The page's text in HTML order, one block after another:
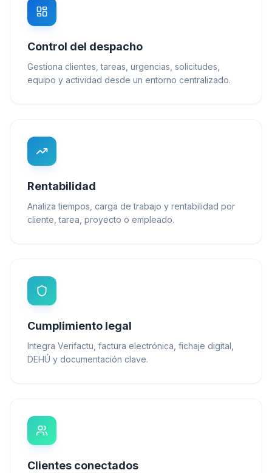
Control del despacho
Gestiona clientes, tareas, urgencias, solicitudes,
equipo y actividad desde un entorno centralizado.
Rentabilidad
Analiza tiempos, carga de trabajo y rentabilidad por
cliente, tarea, proyecto o empleado.
Cumplimiento legal
Integra Verifactu, factura electrónica, fichaje digital,
DEHÚ y documentación clave.
Clientes conectados